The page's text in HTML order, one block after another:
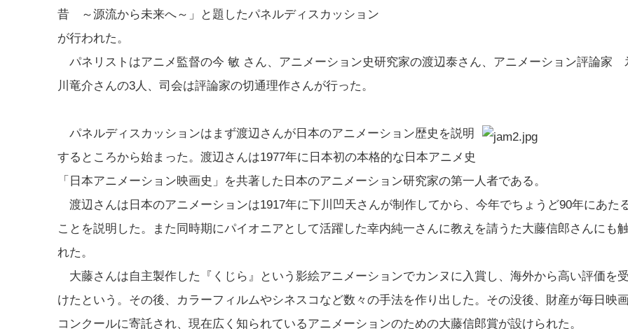
昔 ～源流から未来へ～」と題したパネルディスカッション
が行われた。
パネリストはアニメ監督の今 敏 さん、アニメーション史研究家の渡辺泰さん、アニメーション評論家
川竜介さんの3人、司会は評論家の切通理作さんが行った。
パネルディスカッションはまず渡辺さんが日本のアニメーション歴史を説明
するところから始まった。渡辺さんは1977年に日本初の本格的な日本アニメ史
「日本アニメーション映画史」を共著した日本のアニメーション研究家の第一人者である。
渡辺さんは日本のアニメーションは1917年に下川凹天さんが制作してから、今年でちょうど90年にあた
ことを説明した。また同時期にパイオニアとして活躍した幸内純一さんに教えを請うた大藤信郎さんにも
れた。
大藤さんは自主製作した『くじら』という影絵アニメーションでカンヌに入賞し、海外から高い評価を受
けたという。その後、カラーフィルムやシネスコなど数々の手法を作り出した。その没後、財産が毎日映
コンクールに寄託され、現在広く知られているアニメーションのための大藤信郎賞が設けられた。